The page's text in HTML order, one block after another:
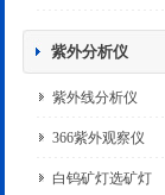
紫外分析仪
紫外线分析仪
366紫外观察仪
白钨矿灯选矿灯